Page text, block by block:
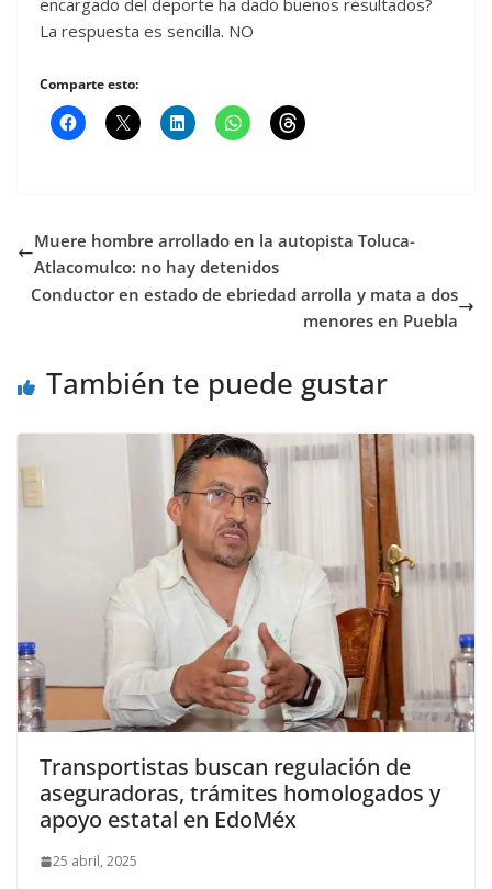
encargado del deporte ha dado buenos resultados?
La respuesta es sencilla. NO
Comparte esto:
Muere hombre arrollado en la autopista Toluca-
Atlacomulco: no hay detenidos
Conductor en estado de ebriedad arrolla y mata a dos
menores en Puebla
También te puede gustar
Transportistas buscan regulación de
aseguradoras, trámites homologados y
apoyo estatal en EdoMéx
25 abril, 2025